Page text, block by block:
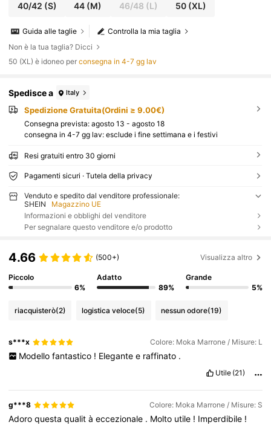
40/42 (S) 44 (M) 46/48 (L) 50(XL)
Controlla la mia taglia
Guida alle taglie
Non è la tua taglia? Dicci
50 (XL) è idoneo perconsegna in 4-7 gg lav
Spedisce a Italy
Spedizione Gratuita(Ordini ≥ 9.00€)
Consegna prevista: agosto 13 - agosto 18
consegna in 4-7 gg lav: esclude i fine settimana e i festivi
Resi gratuiti entro 30 giorni
Pagamenti sicuri · Tutela della privacy
Venduto e spedito dal venditore professionale:
SHEIN
Magazzino UE
Informazioni e obblighi del venditore
Per segnalare questo venditore e/o prodotto
4.66 (500+) Visualizza altro
Piccolo
6%
Adatto
89%
Grande
5%
riacquisterò(2) logistica veloce(5) nessun odore(19)
s***x Colore: Moka Marrone / Misure: L
Modello fantastico ! Elegante e raffinato .
Utile (21)
g***8 Colore: Moka Marrone / Misure: S
Adoroquestaqualitàeccezionale . Molto utile ! Imperdibile !